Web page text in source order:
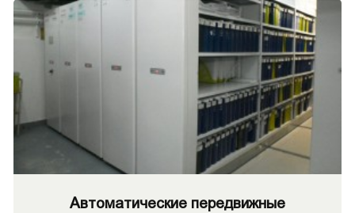
Автоматические передвижные